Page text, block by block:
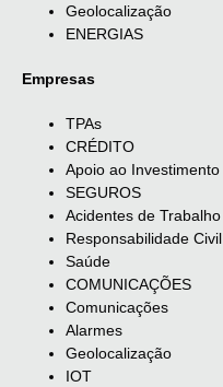
Geolocalização
ENERGIAS
Empresas
TPAs
CRÉDITO
Apoio ao Investimento
SEGUROS
Acidentes de Trabalho
Responsabilidade Civil
Saúde
COMUNICAÇÕES
Comunicações
Alarmes
Geolocalização
IOT